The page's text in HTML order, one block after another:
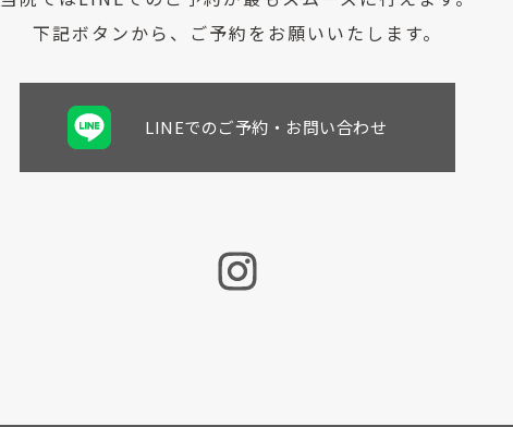
下記ボタンから、ご予約をお願いいたします。
LINEでのご予約・お問い合わせ